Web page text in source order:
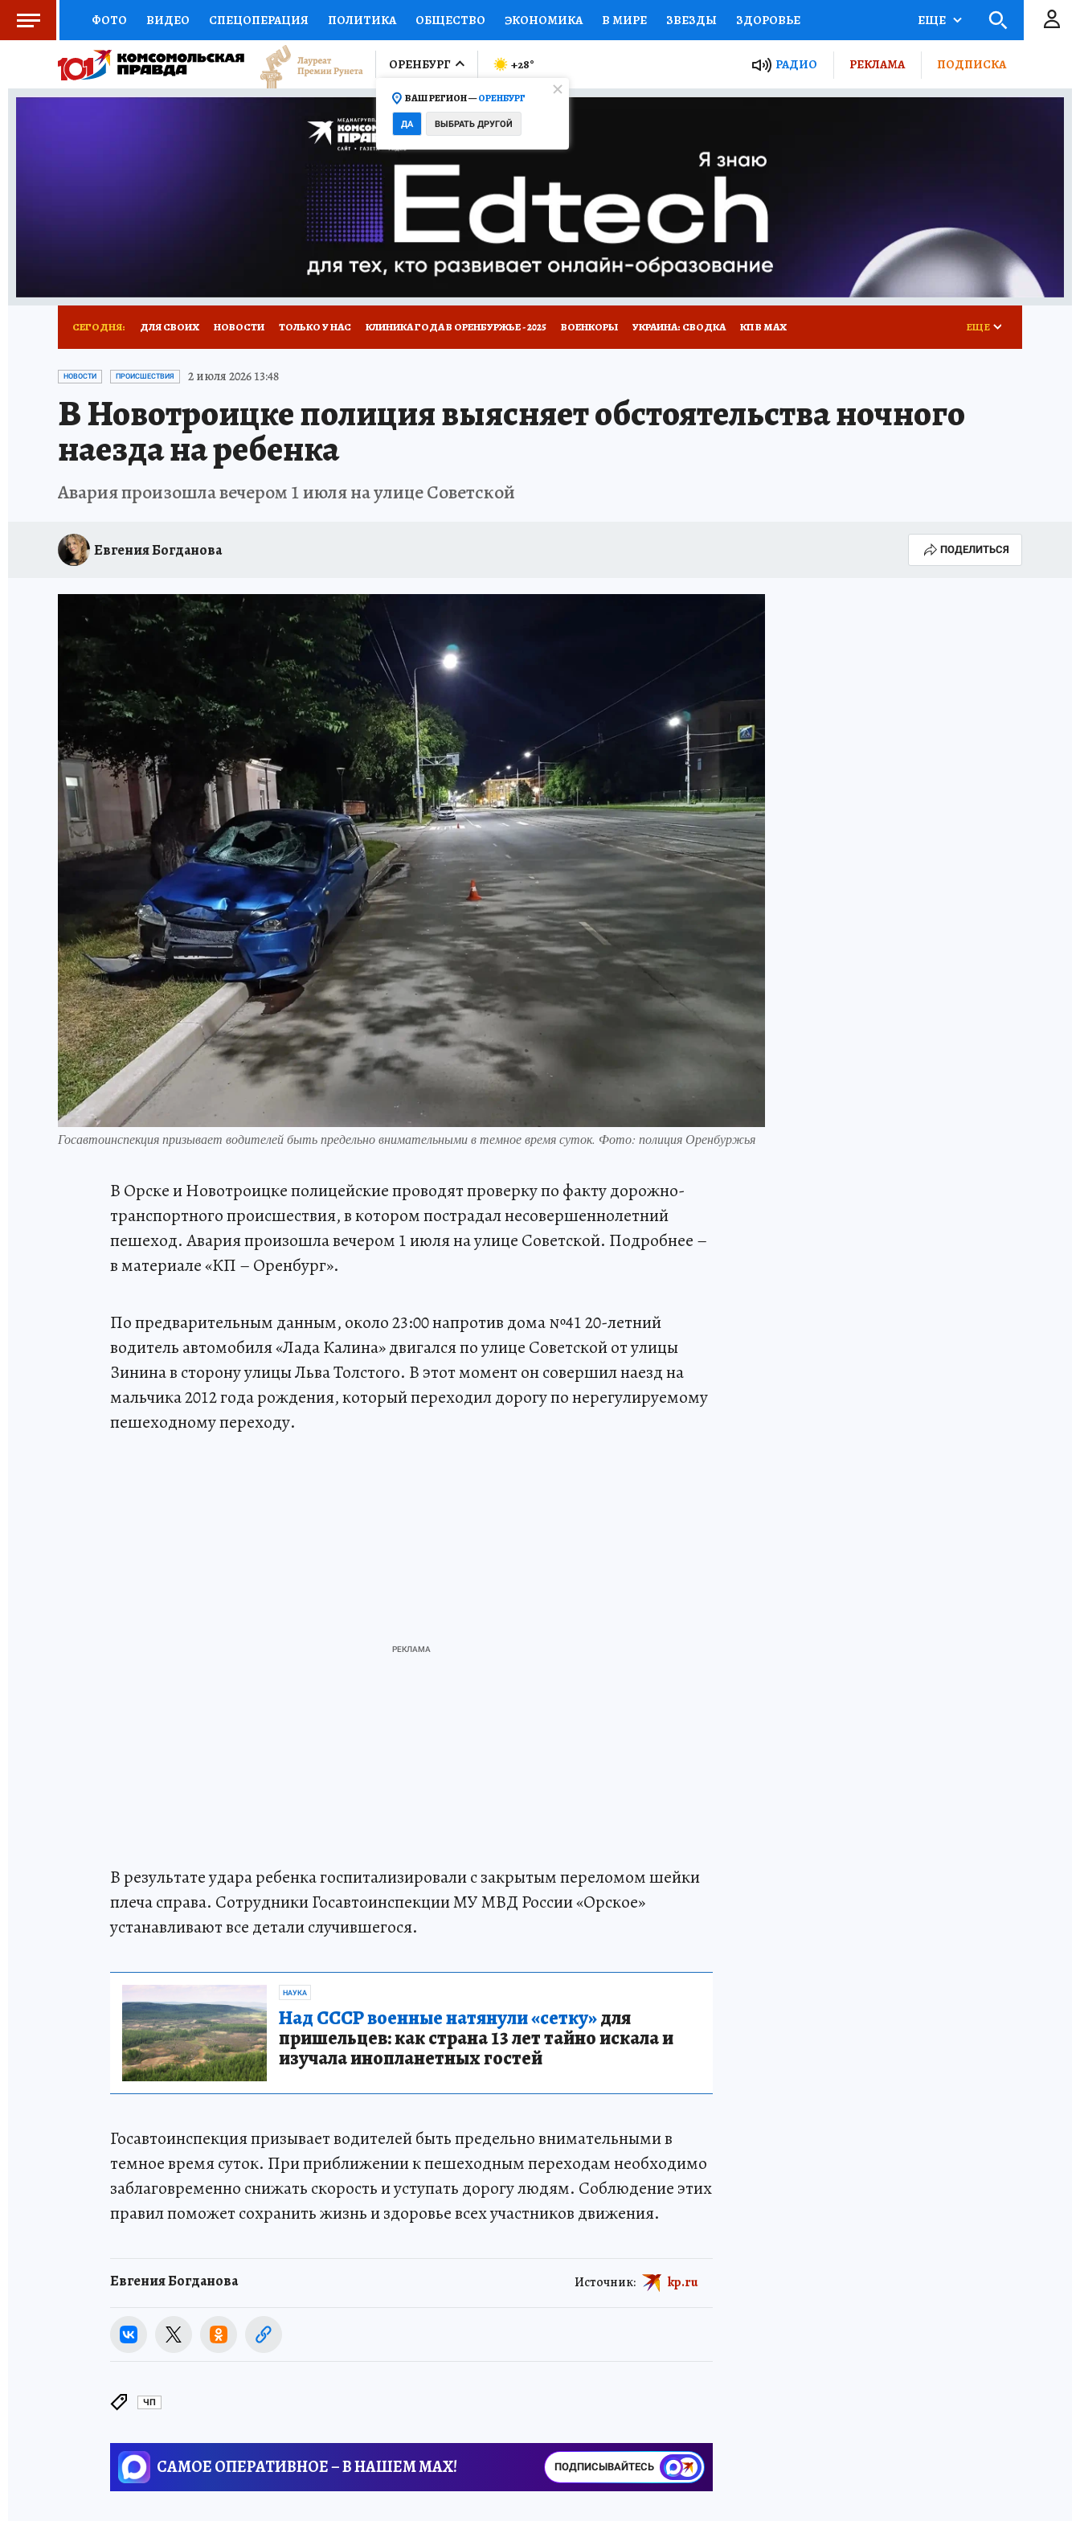
ФОТО ВИДЕО СПЕЦОПЕРАЦИЯ ПОЛИТИКА ОБЩЕСТВО ЭКОНОМИКА В МИРЕ ЗВЕЗДЫ ЗДОРОВЬЕ
СОЦПОДДЕРЖКА НАУКА СПОРТ КОЛУМНИСТЫ ПРОИСШЕСТВИЯ НАЦИОНАЛЬНЫЕ ПРОЕКТЫ РОССИИ
ВЫБОР ЭКСПЕРТОВ ДОКТОР ФИНАНСЫ ОТКРЫВАЕМ МИР Я ЗНАЮ СЕМЬЯ ЖЕНСКИЕ СЕКРЕТЫ ПУТЕВОДИТЕЛЬ
ПРОГНОЗЫ НА СПОРТ ПРОМОКОДЫ СЕРИАЛЫ
ТЕЛЕВИЗОР КОЛЛЕКЦИИ КОНКУРСЫ ГИД ПОТРЕБИТЕЛЯ
НОВОЕ НА САЙТЕ
ЕЩЕ
ОРЕНБУРГ
ВАШ РЕГИОН —ОРЕНБУРГ
ДА ВЫБРАТЬ ДРУГОЙ
+28° РАДИО РЕКЛАМА ПОДПИСКА
СЕГОДНЯ: ДЛЯ СВОИХ НОВОСТИ ТОЛЬКО У НАС КЛИНИКА ГОДА В ОРЕНБУРЖЬЕ - 2025 ВОЕНКОРЫ УКРАИНА: СВОДКА КП В МАХ
СПОРТАКТИВ ОРЕНБУРЖЬЯ - 2025
ИСПЫТАНО НА СЕБЕ
ЕЩЕ
НОВОСТИ ПРОИСШЕСТВИЯ 2 июля 2026 13:48
В Новотроицке полиция выясняет обстоятельства ночного
наезда на ребенка
Авария произошла вечером 1 июля на улице Советской
Евгения Богданова ПОДЕЛИТЬСЯ
Госавтоинспекция призывает водителей быть предельно внимательными в темное время суток. Фото: полиция Оренбуржья
В Орске и Новотроицке полицейские проводят проверку по факту дорожно-
транспортного происшествия, в котором пострадал несовершеннолетний
пешеход. Авария произошла вечером 1 июля на улице Советской. Подробнее –
в материале «КП – Оренбург».
По предварительным данным, около 23:00 напротив дома №41 20-летний
водитель автомобиля «Лада Калина» двигался по улице Советской от улицы
Зинина в сторону улицы Льва Толстого. В этот момент он совершил наезд на
мальчика 2012 года рождения, который переходил дорогу по нерегулируемому
пешеходному переходу.
В результате удара ребенка госпитализировали с закрытым переломом шейки
плеча справа. Сотрудники Госавтоинспекции МУ МВД России «Орское»
устанавливают все детали случившегося.
НАУКА
Над СССР военные натянули «сетку»для
пришельцев: как страна 13 лет тайно искала и
изучала инопланетных гостей
Госавтоинспекция призывает водителей быть предельно внимательными в
темное время суток. При приближении к пешеходным переходам необходимо
заблаговременно снижать скорость и уступать дорогу людям. Соблюдение этих
правил поможет сохранить жизнь и здоровье всех участников движения.
Евгения Богданова Источник: kp.ru
ЧП
САМОЕ ОПЕРАТИВНОЕ – В НАШЕМ MAX! ПОДПИСЫВАЙТЕСЬ